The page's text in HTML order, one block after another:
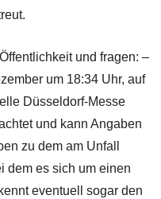
und fragen: –
um 18:34 Uhr, auf
Düsseldorf-Messe
und kann Angaben
zu dem am Unfall
dem es sich um einen
eventuell sogar den